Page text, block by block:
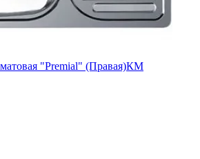
"Premial" (Правая)КМ